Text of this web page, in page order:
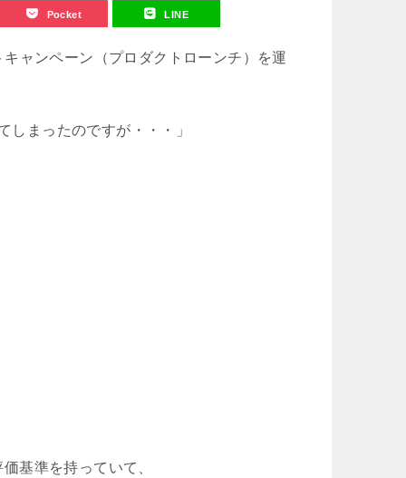
Pocket LINE
ャンペーン（プロダクトローンチ）を運
まったのですが・・・」
基準を持っていて、